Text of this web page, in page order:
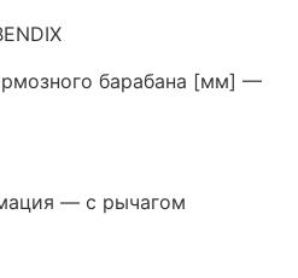
барабана [мм] —
— с рычагом